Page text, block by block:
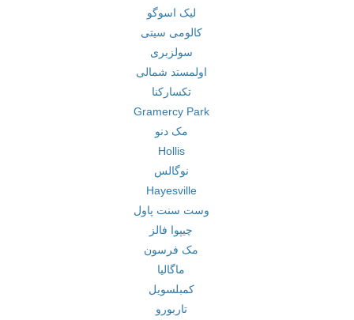
لیک اسوگو
کالومی سیتی
سولزبری
اولمستد شمالی
تکسارکنا
Gramercy Park
مک دنو
Hollis
نوگالس
Hayesville
وست سنت پاول
چیپوا فالز
مک فرسون
ماگالیا
کمبلسویل
تاربورو